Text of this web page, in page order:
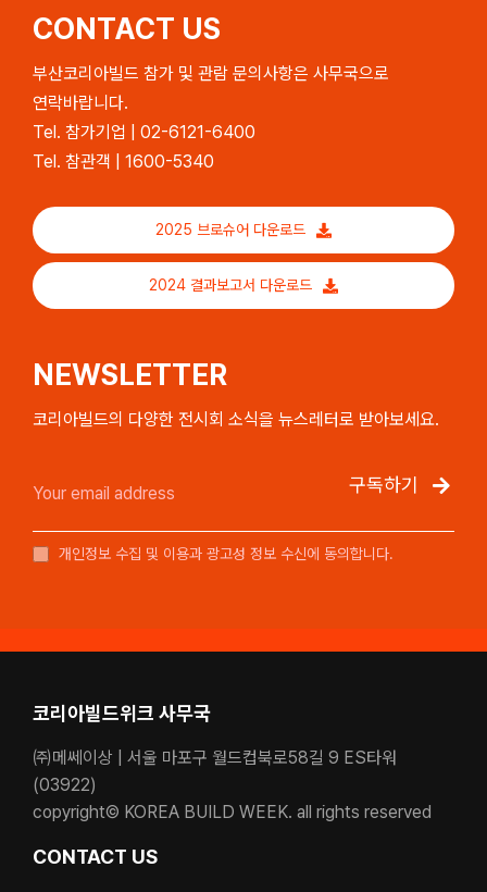
CONTACT US
부산코리아빌드 참가 및 관람 문의사항은 사무국으로
연락바랍니다.
Tel. 참가기업 | 02-6121-6400
Tel. 참관객 | 1600-5340
2025 브로슈어 다운로드
2024 결과보고서 다운로드
NEWSLETTER
코리아빌드의 다양한 전시회 소식을 뉴스레터로 받아보세요.
구독하기
개인정보 수집 및 이용과 광고성 정보 수신에 동의합니다.
코리아빌드위크 사무국
㈜메쎄이상 | 서울 마포구 월드컵북로58길 9 ES타워
(03922)
copyright© KOREA BUILD WEEK. all rights reserved
CONTACT US